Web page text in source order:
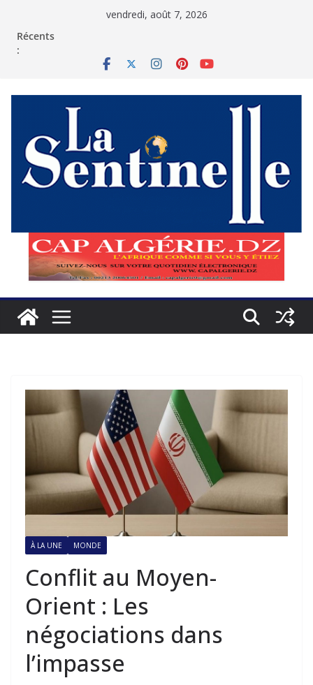
vendredi, août 7, 2026
Récents
:
À LA UNE MONDE
Conflit au Moyen-
Orient : Les
négociations dans
l’impasse